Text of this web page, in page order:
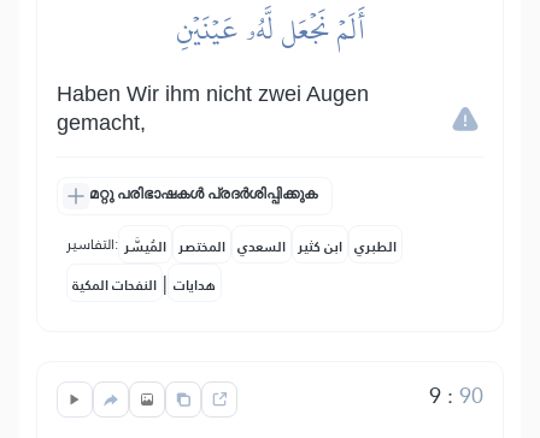
أَلَمۡ نَجۡعَل لَّهُۥ عَيۡنَيۡنِ
Haben Wir ihm nicht zwei Augen
gemacht,
മറ്റു പരിഭാഷകൾ പ്രദർശിപ്പിക്കുക
التفاسير: المُيسَّر المختصر السعدي ابن كثير الطبري
النفحات المكية | هدايات
9:90